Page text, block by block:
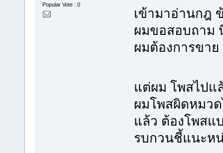
Popular Vote : 0
เข้ามาอ่านกฎ
ผมขอสอบถาม
ผมต้องการขาย
แต่ผม โพสไป
ผมโพสผิดหมว
แล้ว ต้องโพสแ
รบกวนชี้แนะห